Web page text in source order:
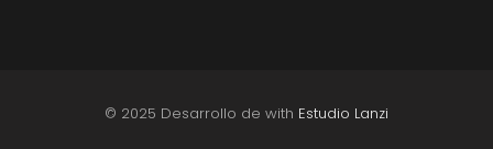
© 2025 Desarrollo de with Estudio Lanzi